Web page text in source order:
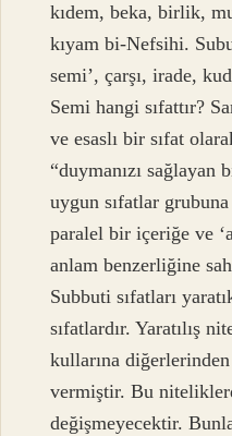
kıdem, beka, birlik,
kıyam bi-Nefsihi.
semi’, çarşı, irade,
Semi hangi sıfattır?
ve esaslı bir sıfat
“duymanızı sağlayan
uygun sıfatlar
paralel bir içeriğe ve
anlam benzerliğine
Subbuti sıfatları
sıfatlardır. Yaratılış
kullarına
vermiştir. Bu
değişmeyecektir.